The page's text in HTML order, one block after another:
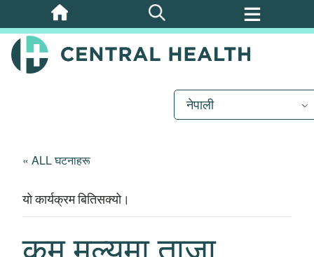
मुख्य
सामग्रीमा
जानुहोस्
नेपाली
« ALL घटनाहरू
यो कार्यक्रम बितिसक्यो।